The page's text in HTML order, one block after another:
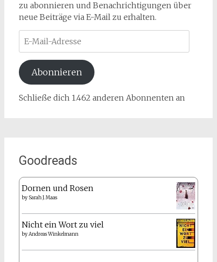
zu abonnieren und Benachrichtigungen über
neue Beiträge via E-Mail zu erhalten.
Mail-
Adresse
Abonnieren
Schließe dich 1.462 anderen Abonnenten an
Goodreads
Dornen und Rosen
by Sarah J. Maas
Nicht ein Wort zu viel
byAndreas Winkelmann